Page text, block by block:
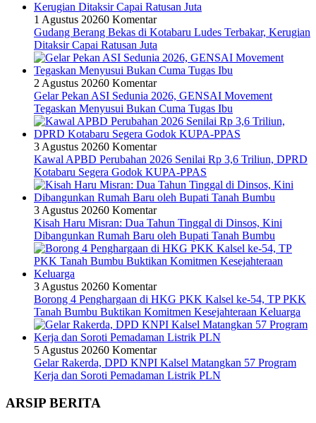
1 Agustus 20260 Komentar
Gudang Berang Bekas di Kotabaru Ludes Terbakar, Kerugian
Ditaksir Capai Ratusan Juta
2 Agustus 20260 Komentar
Gelar Pekan ASI Sedunia 2026, GENSAI Movement
Tegaskan Menyusui Bukan Cuma Tugas Ibu
3 Agustus 20260 Komentar
Kawal APBD Perubahan 2026 Senilai Rp 3,6 Triliun, DPRD
Kotabaru Segera Godok KUPA-PPAS
3 Agustus 20260 Komentar
Kisah Haru Misran: Dua Tahun Tinggal di Dinsos, Kini
Dibangunkan Rumah Baru oleh Bupati Tanah Bumbu
3 Agustus 20260 Komentar
Borong 4 Penghargaan di HKG PKK Kalsel ke-54, TP PKK
Tanah Bumbu Buktikan Komitmen Kesejahteraan Keluarga
5 Agustus 20260 Komentar
Gelar Rakerda, DPD KNPI Kalsel Matangkan 57 Program
Kerja dan Soroti Pemadaman Listrik PLN
ARSIP BERITA